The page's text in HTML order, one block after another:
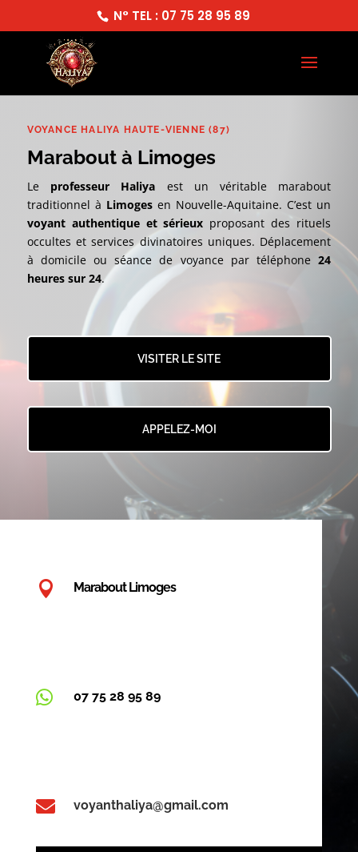
N° TEL : 07 75 28 95 89
VOYANCE HALIYA HAUTE-VIENNE (87)
Marabout à Limoges
Le professeur Haliya est un véritable marabout
traditionnel à Limogesen Nouvelle-Aquitaine. C’est un
voyant authentique et sérieux proposant des rituels
occultes et services divinatoires uniques. Déplacement
à domicile ou séance de voyance par téléphone24
heures sur 24.
VISITER LE SITE
APPELEZ-MOI
 Marabout Limoges
 07 75 28 95 89
 voyanthaliya@gmail.com